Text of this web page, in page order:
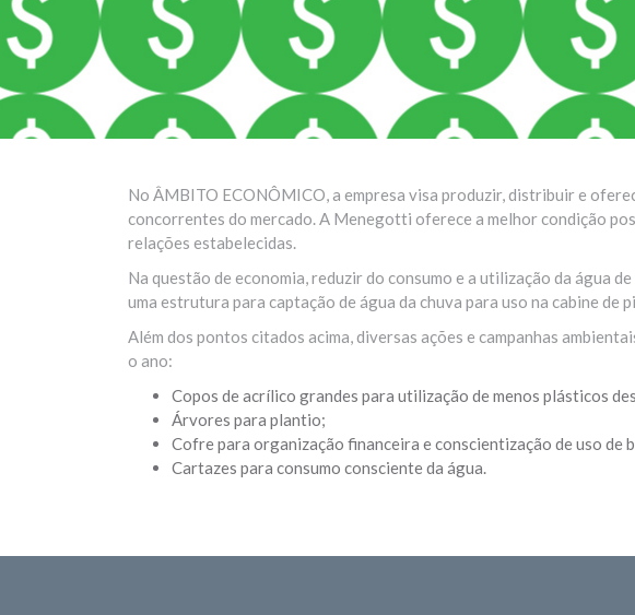
No ÂMBITO ECONÔMICO, a empresa visa produzir, distribuir e
concorrentes do mercado. A Menegotti oferece a melhor condição
relações estabelecidas.
Na questão de economia, reduzir do consumo e a utilização da água
uma estrutura para captação de água da chuva para uso na cabine de
Além dos pontos citados acima, diversas ações e campanhas
o ano:
Copos de acrílico grandes para utilização de menos plásticos
Árvores para plantio;
Cofre para organização financeira e conscientização de uso de
Cartazes para consumo consciente da água.